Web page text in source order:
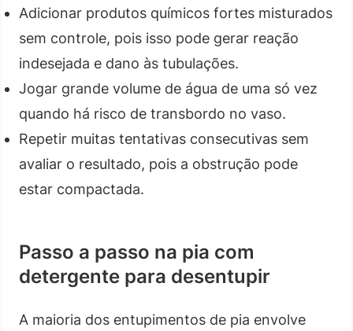
Adicionar produtos químicos fortes misturados
sem controle, pois isso pode gerar reação
indesejada e dano às tubulações.
Jogar grande volume de água de uma só vez
quando há risco de transbordo no vaso.
Repetir muitas tentativas consecutivas sem
avaliar o resultado, pois a obstrução pode
estar compactada.
Passo a passo na pia com
detergente para desentupir
A maioria dos entupimentos de pia envolve